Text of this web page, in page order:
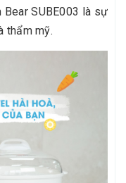
Bear SUBE003 là sự
thẩm mỹ.